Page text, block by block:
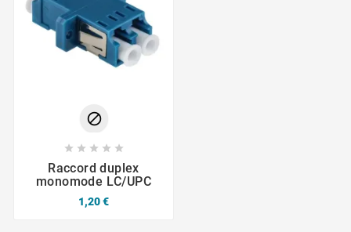

    
Raccord duplex
monomode LC/UPC
1,20 €